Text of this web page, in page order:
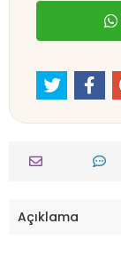
Açıklama